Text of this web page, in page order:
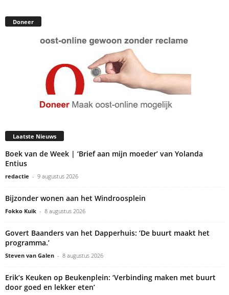
Doneer
Laatste Nieuws
Boek van de Week | ‘Brief aan mijn moeder’ van Yolanda
Entius
redactie - 9 augustus 2026
Bijzonder wonen aan het Windroosplein
Fokko Kuik - 8 augustus 2026
Govert Baanders van het Dapperhuis: ‘De buurt maakt het
programma.’
Steven van Galen - 8 augustus 2026
Erik’s Keuken op Beukenplein: ‘Verbinding maken met buurt
door goed en lekker eten’